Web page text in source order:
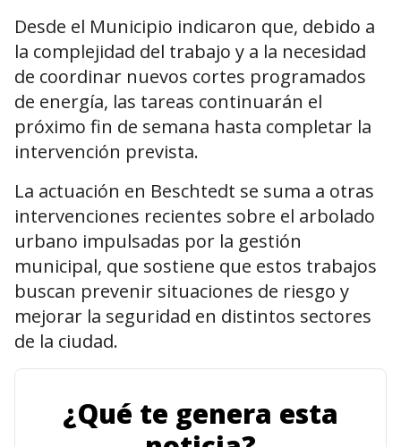
Desde el Municipio indicaron que, debido a
la complejidad del trabajo y a la necesidad
de coordinar nuevos cortes programados
de energía, las tareas continuarán el
próximo fin de semana hasta completar la
intervención prevista.
La actuación en Beschtedt se suma a otras
intervenciones recientes sobre el arbolado
urbano impulsadas por la gestión
municipal, que sostiene que estos trabajos
buscan prevenir situaciones de riesgo y
mejorar la seguridad en distintos sectores
de la ciudad.
¿Qué te genera esta